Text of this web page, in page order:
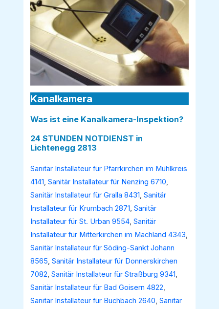
Kanalkamera
Was ist eine Kanalkamera-Inspektion?
24 STUNDEN NOTDIENST in
Lichtenegg 2813
Sanitär Installateur für Pfarrkirchen im Mühlkreis
4141,Sanitär Installateur für Nenzing 6710,
Sanitär Installateur für Gralla 8431,Sanitär
Installateur für Krumbach 2871,Sanitär
Installateur für St. Urban 9554,Sanitär
Installateur für Mitterkirchen im Machland 4343,
Sanitär Installateur für Söding-Sankt Johann
8565,Sanitär Installateur für Donnerskirchen
7082,Sanitär Installateur für Straßburg 9341,
Sanitär Installateur für Bad Goisern 4822,
Sanitär Installateur für Buchbach 2640,Sanitär